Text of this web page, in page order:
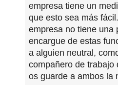
empresa tiene un
que esto sea más
empresa no tiene una
encargue de estas
a alguien neutral,
compañero de trabajo
os guarde a ambos la